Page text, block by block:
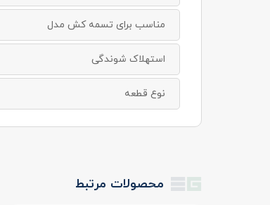
مناسب برای تسمه کش مدل
استهلاک شوندگی
نوع قطعه
محصولات مرتبط